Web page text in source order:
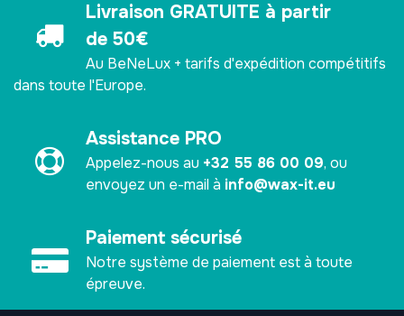
Livraison GRATUITE à partir
de 50€
Au BeNeLux + tarifs d'expédition compétitifs
dans toute l'Europe.
Assistance PRO
Appelez-nous au +32 55 86 00 09, ou
envoyez un e-mail à info@wax-it.eu
Paiement sécurisé ​
Notre système de paiement est à toute
épreuve.